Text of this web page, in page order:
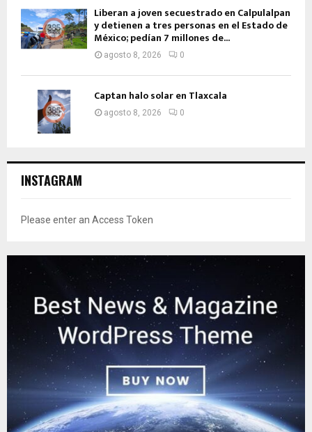
Liberan a joven secuestrado en Calpulalpan
y detienen a tres personas en el Estado de
México; pedían 7 millones de...
agosto 8, 2026 0
Captan halo solar en Tlaxcala
agosto 8, 2026 0
INSTAGRAM
Please enter an Access Token